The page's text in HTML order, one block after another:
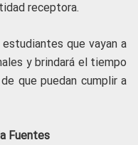
receptora.
que vayan a
y brindará el tiempo
que puedan cumplir a
Fuentes